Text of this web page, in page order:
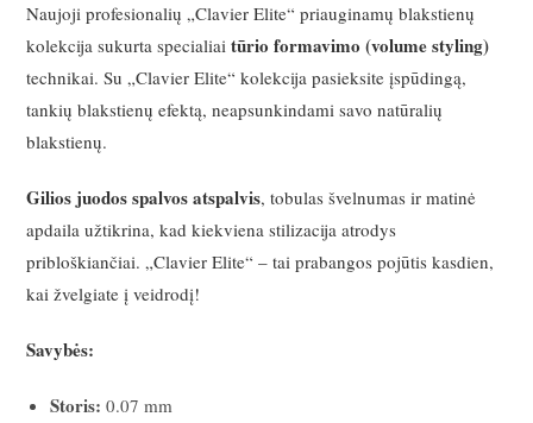
Naujoji profesionalių „Clavier Elite“ priauginamų blakstienų
kolekcija sukurta specialiaitūrio formavimo (volume styling)
technikai. Su „Clavier Elite“ kolekcija pasieksite įspūdingą,
tankių blakstienų efektą, neapsunkindami savo natūralių
blakstienų.
Gilios juodos spalvos atspalvis, tobulas švelnumas ir matinė
apdaila užtikrina, kad kiekviena stilizacija atrodys
pribloškiančiai. „Clavier Elite“ – tai prabangos pojūtis kasdien,
kai žvelgiate į veidrodį!
Savybės:
Storis: 0.07 mm